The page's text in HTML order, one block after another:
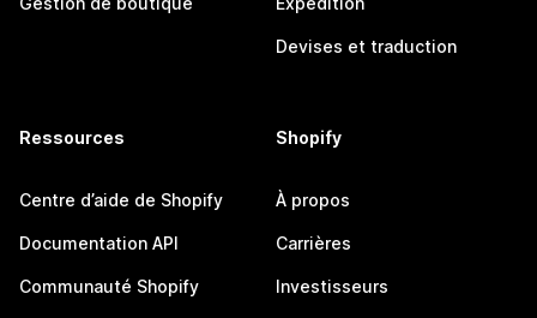
Devises et traduction
Ressources
Centre d’aide de Shopify
Documentation API
Communauté Shopify
Shopify
À propos
Carrières
Investisseurs